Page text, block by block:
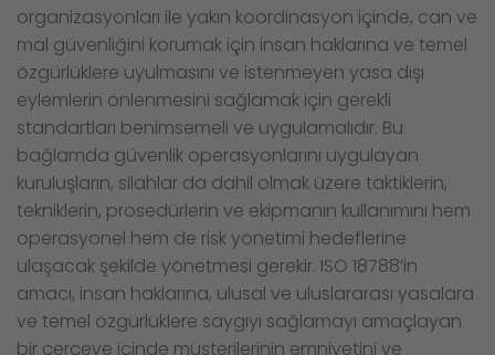
organizasyonları ile yakın koordinasyon içinde, can ve
mal güvenliğini korumak için insan haklarına ve temel
özgürlüklere uyulmasını ve istenmeyen yasa dışı
eylemlerin önlenmesini sağlamak için gerekli
standartları benimsemeli ve uygulamalıdır. Bu
bağlamda güvenlik operasyonlarını uygulayan
kuruluşların, silahlar da dahil olmak üzere taktiklerin,
tekniklerin, prosedürlerin ve ekipmanın kullanımını hem
operasyonel hem de risk yönetimi hedeflerine
ulaşacak şekilde yönetmesi gerekir. ISO 18788’in
amacı, insan haklarına, ulusal ve uluslararası yasalara
ve temel özgürlüklere saygıyı sağlamayı amaçlayan
bir çerçeve içinde müşterilerinin emniyetini ve